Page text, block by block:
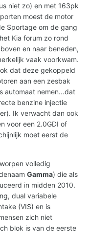
niet zo) en met 163pk
moest de motor
Sportage om de gang
Kia forum zo rond
en naar beneden,
vaak voorkwam.
dat deze gekoppeld
aan een zesbak
automaat nemen...dat
benzine injectie
Ik verwacht dan ook
voor een 2.0GDI of
moet eerst de
volledig
Gamma) die als
in midden 2010.
dual variabele
(VIS) en is
zich niet
blok is van de eerste